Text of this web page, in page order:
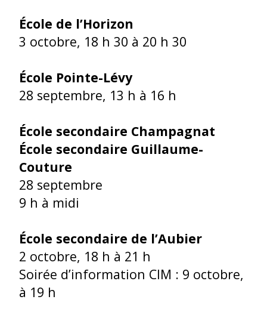
École de l’Horizon
3 octobre, 18 h 30 à 20 h 30
École Pointe-Lévy
28 septembre, 13 h à 16 h
École secondaire Champagnat
École secondaire Guillaume-
Couture
28 septembre
9 h à midi
École secondaire de l’Aubier
2 octobre, 18 h à 21 h
Soirée d’information CIM : 9 octobre,
à 19 h